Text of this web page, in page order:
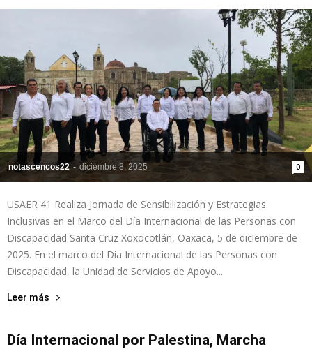
la
Sección
notascencos22 - diciembre 8, 2025 0
USAER 41 Realiza Jornada de Sensibilización y Estrategias
Inclusivas en el Marco del Día Internacional de las Personas con
Discapacidad Santa Cruz Xoxocotlán, Oaxaca, 5 de diciembre de
2025. En el marco del Día Internacional de las Personas con
Discapacidad, la Unidad de Servicios de Apoyo...
Leer más
Día Internacional por Palestina, Marcha